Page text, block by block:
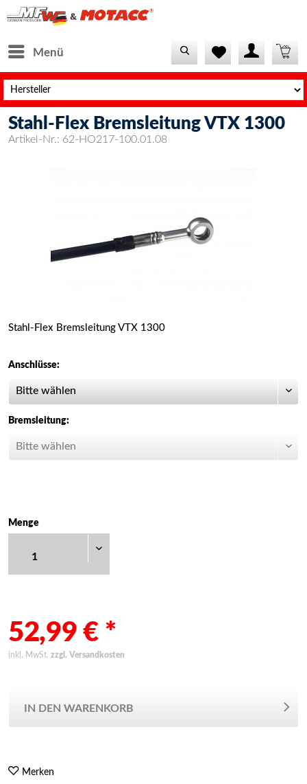
Menü
Stahl-Flex Bremsleitung VTX 1300
Artikel-Nr.: 62-HO217-100.01.08
Stahl-Flex Bremsleitung VTX 1300
Anschlüsse:
Bremsleitung:
Menge
52,99 € *
inkl. MwSt. zzgl. Versandkosten
IN DEN WARENKORB
Merken